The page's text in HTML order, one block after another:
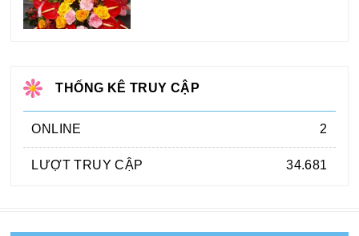
THỐNG KÊ TRUY CẬP
ONLINE 2
LƯỢT TRUY CẬP 34.681